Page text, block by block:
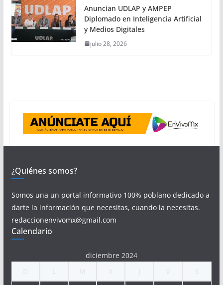
Anuncian UDLAP y AMPEP
Diplomado en Inteligencia Artificial
y Medios Digitales
julio 28, 2026
¿Quiénes somos?
Somos una un portal informativo 100% poblano dedicado a
darte la información que necesitas, cuando la necesitas.
redaccionenvivomx@gmail.com
Calendario
diciembre 2024